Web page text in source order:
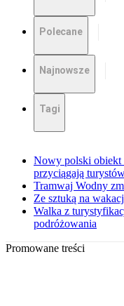
Polecane
Najnowsze
Tagi
Nowy polski obiekt
przyciągają
Tramwaj Wodny
Ze sztuką na
Walka z
podróżowania
Promowane treści